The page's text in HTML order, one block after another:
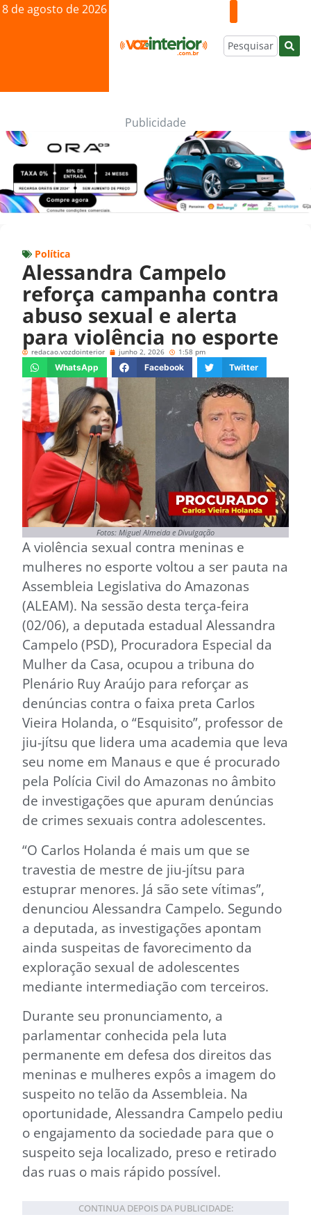
8 de agosto de 2026
Publicidade
Política
Alessandra Campelo
reforça campanha contra
abuso sexual e alerta
para violência no esporte
redacao.vozdointerior junho 2, 2026 1:58 pm
WhatsApp Facebook Twitter
Fotos: Miguel Almeida e Divulgação
A violência sexual contra meninas e
mulheres no esporte voltou a ser pauta na
Assembleia Legislativa do Amazonas
(ALEAM). Na sessão desta terça-feira
(02/06), a deputada estadual Alessandra
Campelo (PSD), Procuradora Especial da
Mulher da Casa, ocupou a tribuna do
Plenário Ruy Araújo para reforçar as
denúncias contra o faixa preta Carlos
Vieira Holanda, o “Esquisito”, professor de
jiu-jítsu que lidera uma academia que leva
seu nome em Manaus e que é procurado
pela Polícia Civil do Amazonas no âmbito
de investigações que apuram denúncias
de crimes sexuais contra adolescentes.
“O Carlos Holanda é mais um que se
travestia de mestre de jiu-jítsu para
estuprar menores. Já são sete vítimas”,
denunciou Alessandra Campelo. Segundo
a deputada, as investigações apontam
ainda suspeitas de favorecimento da
exploração sexual de adolescentes
mediante intermediação com terceiros.
Durante seu pronunciamento, a
parlamentar conhecida pela luta
permanente em defesa dos direitos das
meninas e mulheres expôs a imagem do
suspeito no telão da Assembleia. Na
oportunidade, Alessandra Campelo pediu
o engajamento da sociedade para que o
suspeito seja localizado, preso e retirado
das ruas o mais rápido possível.
CONTINUA DEPOIS DA PUBLICIDADE: